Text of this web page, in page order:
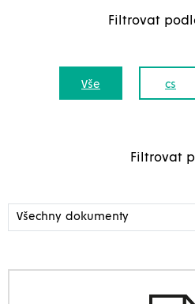
Filtrovat
Vše cs
Filtrovat